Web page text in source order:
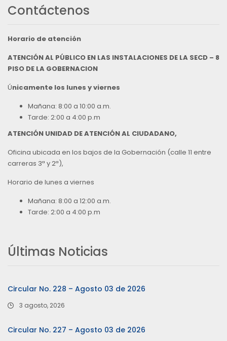
Contáctenos
Horario de atención
ATENCIÓN AL PÚBLICO EN LAS INSTALACIONES DE LA SECD – 8
PISO DE LA GOBERNACION
Únicamente los lunes y viernes
Mañana: 8:00 a 10:00 a.m.
Tarde: 2:00 a 4:00 p.m
ATENCIÓN UNIDAD DE ATENCIÓN AL CIUDADANO,
Oficina ubicada en los bajos de la Gobernación (calle 11 entre
carreras 3ª y 2ª),
Horario de lunes a viernes
Mañana: 8:00 a 12:00 a.m.
Tarde: 2:00 a 4:00 p.m
Últimas Noticias
Circular No. 228 – Agosto 03 de 2026
3 agosto, 2026
Circular No. 227 – Agosto 03 de 2026